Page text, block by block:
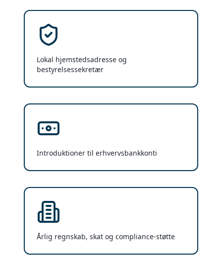
Lokal hjemstedsadresse og
bestyrelsessekretær
Introduktioner til erhvervsbankkonti
Årlig regnskab, skat og compliance-støtte